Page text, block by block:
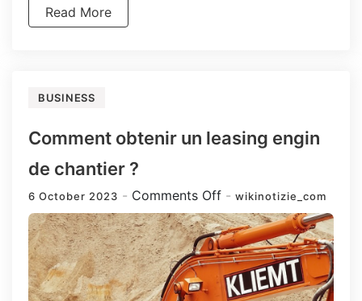
Read More
BUSINESS
Comment obtenir un leasing engin
de chantier ?
6 October 2023 Comments Offon
Comment
obtenir
un
leasing
engin
wikinotizie_com